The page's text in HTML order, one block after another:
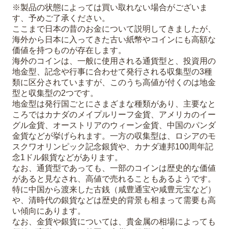
※製品の状態によっては買い取れない場合がございま
す、予めご了承ください。
ここまで日本の昔のお金について説明してきましたが、
海外から日本に入ってきた古い紙幣やコインにも高額な
価値を持つものが存在します。
海外のコインは、一般に使用される通貨型と、投資用の
地金型、記念や行事に合わせて発行される収集型の3種
類に区分されていますが、このうち高値が付くのは地金
型と収集型の2つです。
地金型は発行国ごとにさまざまな種類があり、主要なと
ころではカナダのメイプルリーフ金貨、アメリカのイー
グル金貨、オーストリアのウィーン金貨、中国のパンダ
金貨などが挙げられます。一方の収集型は、ロシアのモ
スクワオリンピック記念銀貨や、カナダ連邦100周年記
念1ドル銀貨などがあります。
なお、通貨型であっても、一部のコインは歴史的な価値
があると見なされ、高値で売れることもあるようです。
特に中国から渡来した古銭（咸豊通宝や咸豊元宝など）
や、清時代の銀貨などは歴史的背景も相まって需要も高
い傾向にあります。
なお、金貨や銀貨については、貴金属の相場によっても